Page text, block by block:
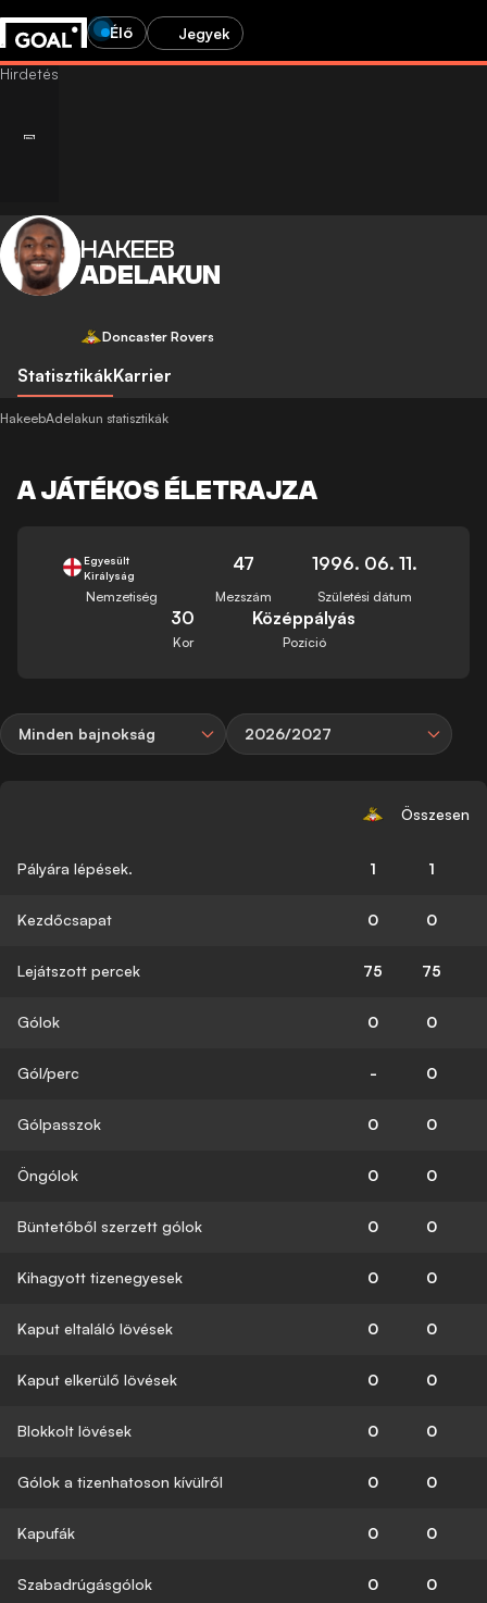
Élő Jegyek
HAKEEB
ADELAKUN
Doncaster Rovers
StatisztikákKarrier
HakeebAdelakun statisztikák
A JÁTÉKOS ÉLETRAJZA
Egyesült
Királyság
Nemzetiség
47
Mezszám
1996. 06. 11.
Születési dátum
30
Kor
Középpályás
Pozíció
Minden bajnokság 2026/2027
Összesen
Pályára lépések. 1 1
Kezdőcsapat 0 0
Lejátszott percek 75 75
Gólok 0 0
Gól/perc - 0
Gólpasszok 0 0
Öngólok 0 0
Büntetőből szerzett gólok 0 0
Kihagyott tizenegyesek 0 0
Kaput eltaláló lövések 0 0
Kaput elkerülő lövések 0 0
Blokkolt lövések 0 0
Gólok a tizenhatoson kívülről 0 0
Kapufák 0 0
Szabadrúgásgólok 0 0